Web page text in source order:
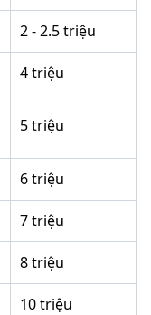
2 - 2.5 triệu
4 triệu
5 triệu
6 triệu
7 triệu
8 triệu
10 triệu